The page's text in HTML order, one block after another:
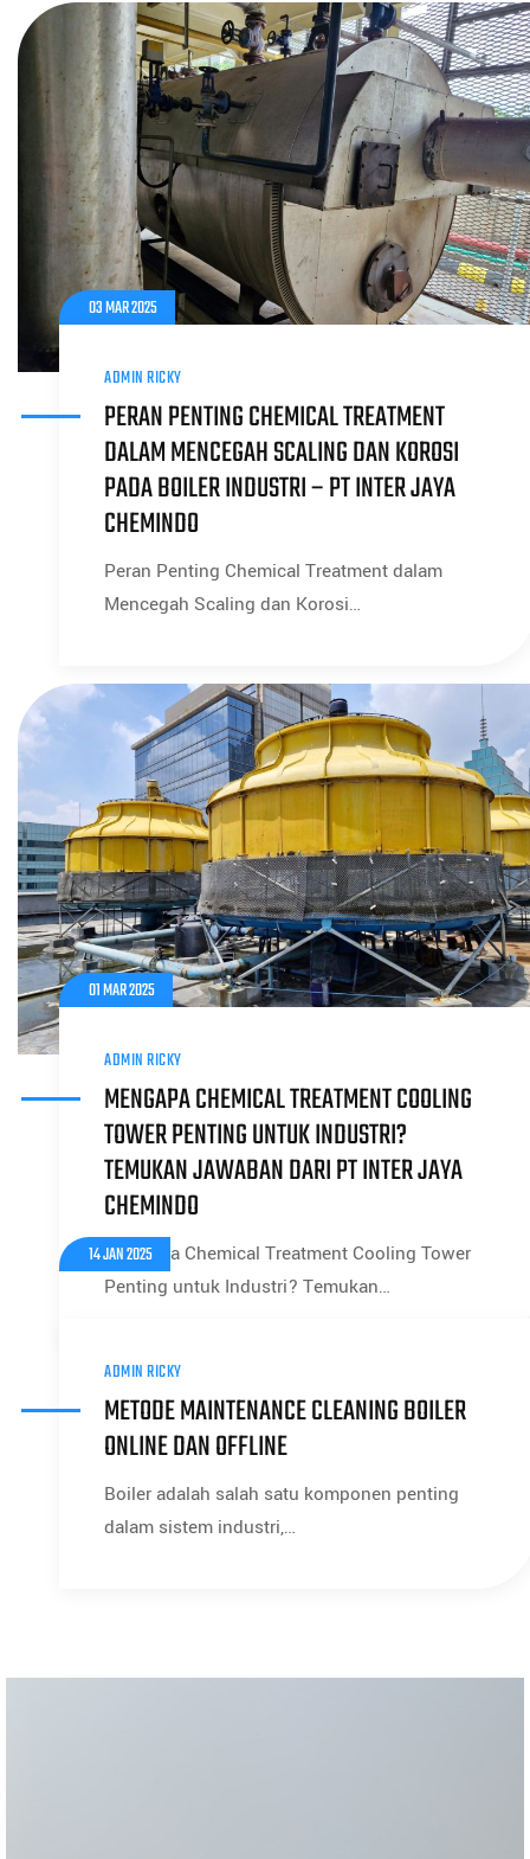
03 MAR 2025
ADMIN RICKY
PERAN PENTING CHEMICAL TREATMENT
DALAM MENCEGAH SCALING DAN KOROSI
PADA BOILER INDUSTRI – PT INTER JAYA
CHEMINDO
Peran Penting Chemical Treatment dalam
Mencegah Scaling dan Korosi…
01 MAR 2025
ADMIN RICKY
MENGAPA CHEMICAL TREATMENT COOLING
TOWER PENTING UNTUK INDUSTRI?
TEMUKAN JAWABAN DARI PT INTER JAYA
CHEMINDO
Mengapa Chemical Treatment Cooling Tower
Penting untuk Industri? Temukan…
14 JAN 2025
ADMIN RICKY
METODE MAINTENANCE CLEANING BOILER
ONLINE DAN OFFLINE
Boiler adalah salah satu komponen penting
dalam sistem industri,…